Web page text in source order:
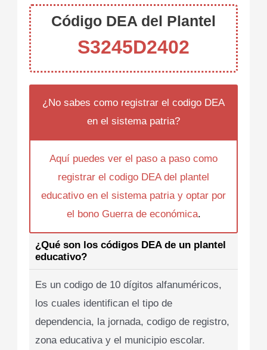
Código DEA del Plantel
S3245D2402
¿No sabes como registrar el codigo DEA
en el sistema patria?
Aquí puedes ver el paso a paso como
registrar el codigo DEA del plantel
educativo en el sistema patria y optar por
el bono Guerra de económica.
¿Qué son los códigos DEA de un plantel
educativo?
Es un codigo de 10 dígitos alfanuméricos,
los cuales identifican el tipo de
dependencia, la jornada, codigo de registro,
zona educativa y el municipio escolar.